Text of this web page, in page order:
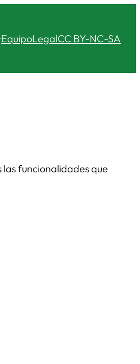
EquipoLegalCC BY-NC-SA
funcionalidades que